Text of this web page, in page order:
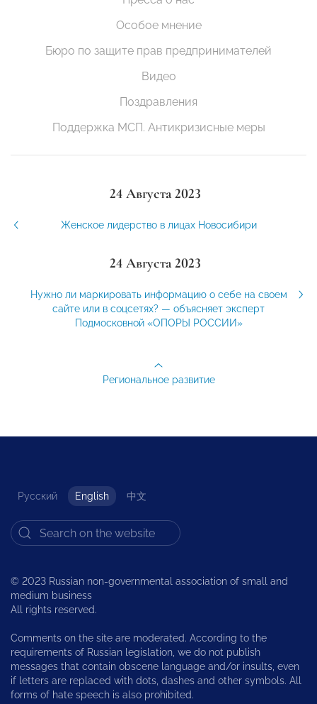
Особое мнение
Бюро по защите прав предпринимателей
Видео
Поздравления
Поддержка МСП. Антикризисные меры
24 Августа 2023
Женское лидерство в лицах Новосибири
24 Августа 2023
Нужно ли маркировать информацию о себе на своем
сайте или в соцсетях? — объясняет эксперт
Подмосковной «ОПОРЫ РОССИИ»
Региональное развитие
Русский English 中文
© 2023 Russian non-governmental association of small and
medium business
All rights reserved.
Comments on the site are moderated. According to the
requirements of Russian legislation, we do not publish
messages that contain obscene language and/or insults, even
if letters are replaced with dots, dashes and other symbols. All
forms of hate speech is also prohibited.